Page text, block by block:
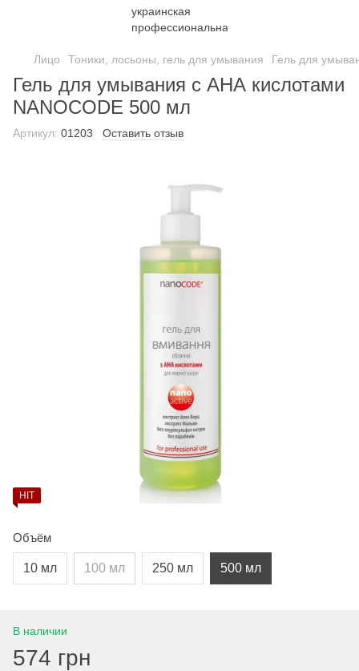
Лицо Тоники, лосьоны, гель для умывания Гель для
Гель для умывания с АНА кислотами
NANOCODE 500 мл
Артикул: 01203 Оставить отзыв
HIT
Объём
10 мл 100 мл 250 мл 500 мл
В наличии
574 грн